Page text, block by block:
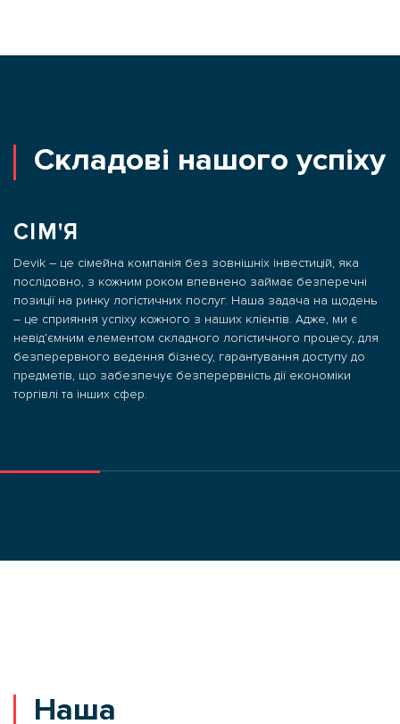
Складові нашого успіху
СІМ'Я
Devik – це сімейна компанія без зовнішніх інвестицій, яка
послідовно, з кожним роком впевнено займає безперечні
позиції на ринку логістичних послуг. Наша задача на щодень
– це сприяння успіху кожного з наших клієнтів. Адже, ми є
невід’ємним елементом складного логістичного процесу, для
безперервного ведення бізнесу, гарантування доступу до
предметів, що забезпечує безперервність дії економіки
торгівлі та інших сфер.
Наша